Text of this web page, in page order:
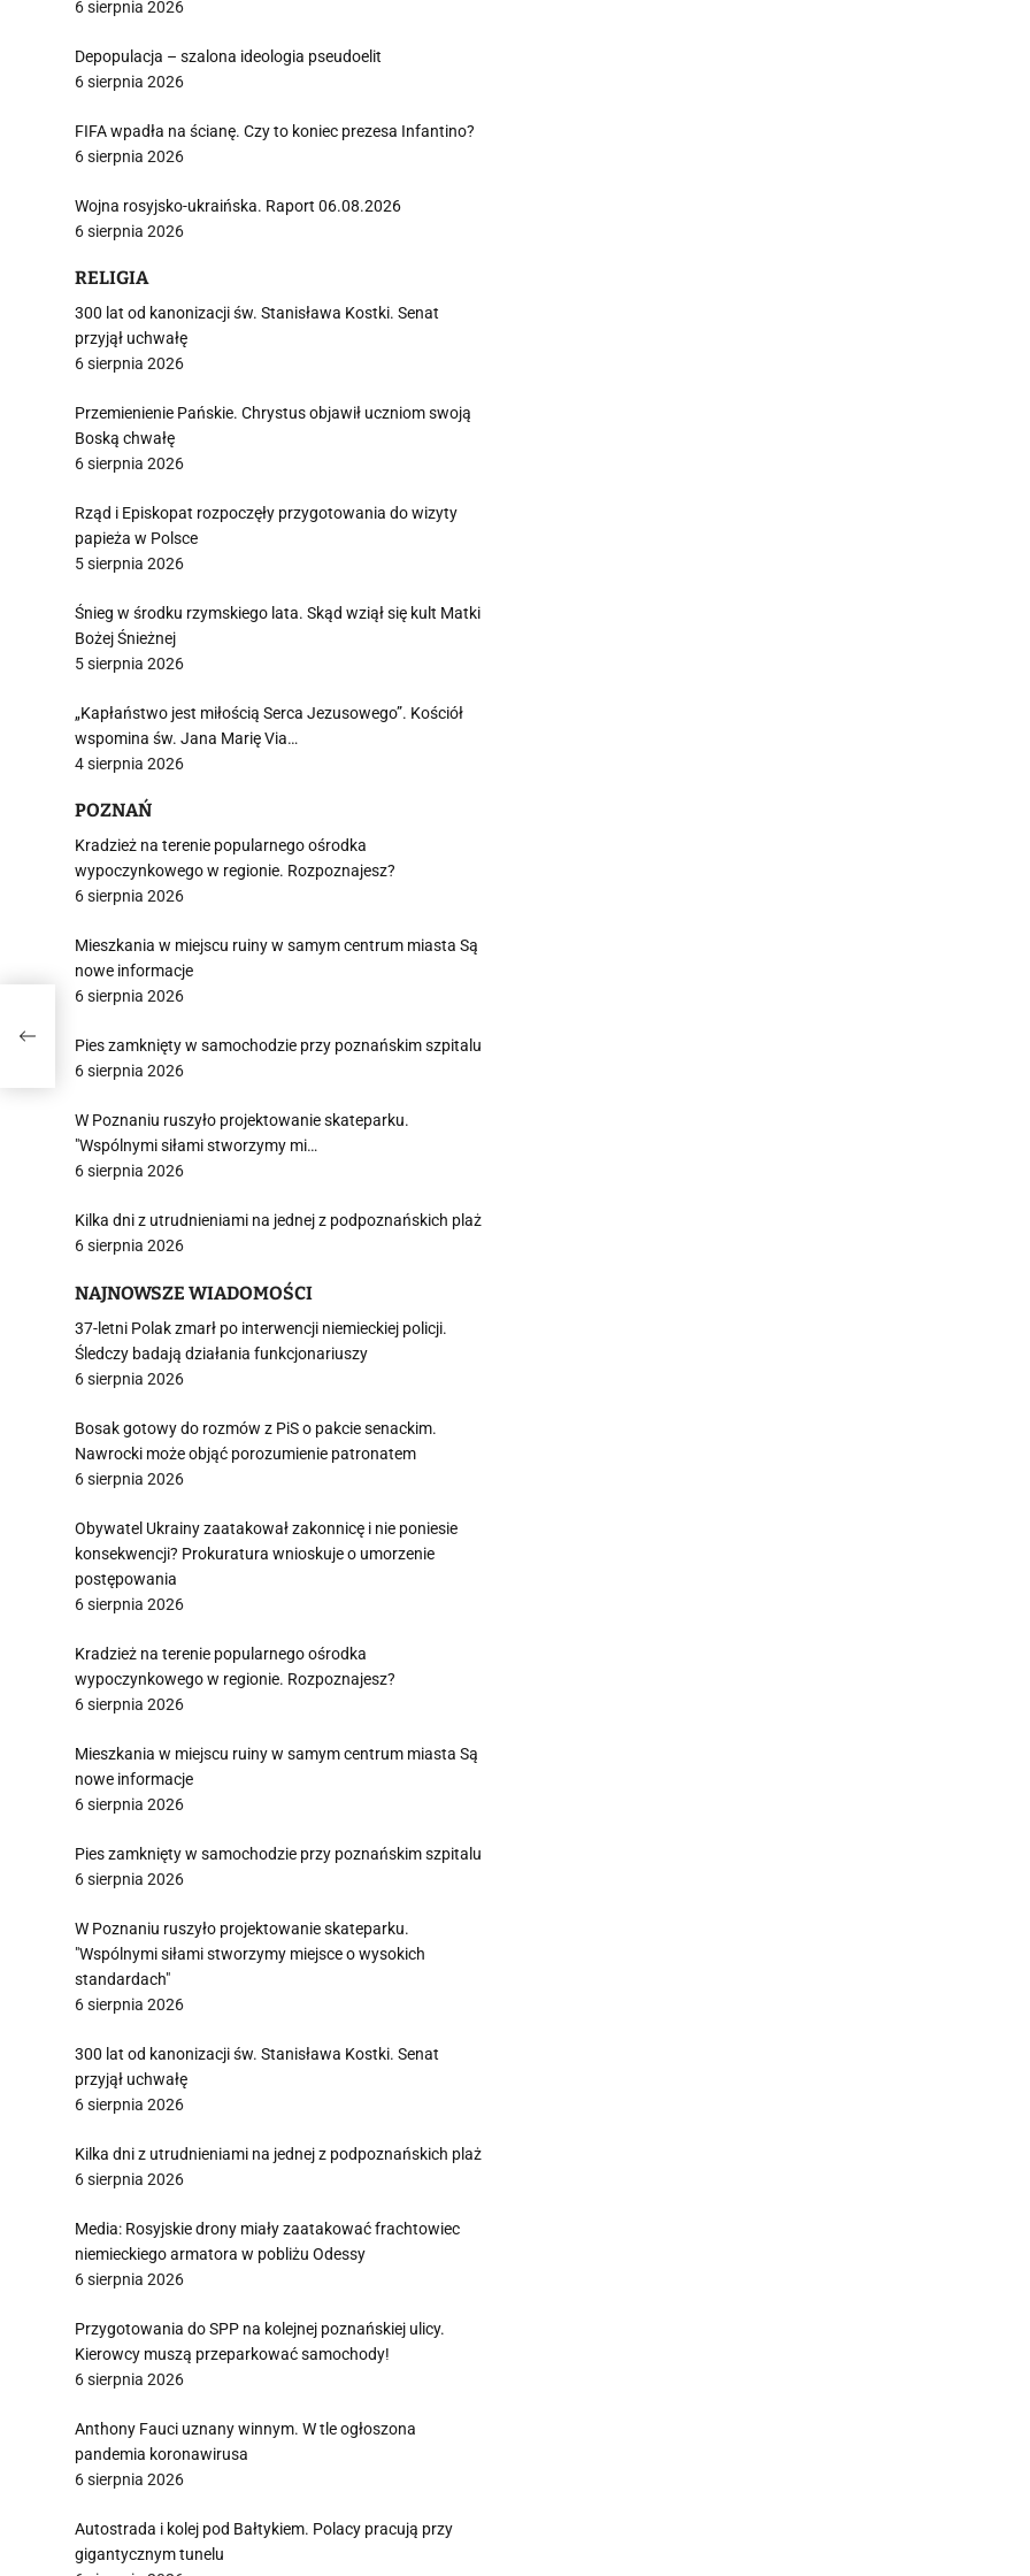
6 sierpnia 2026
Depopulacja – szalona ideologia pseudoelit
6 sierpnia 2026
FIFA wpadła na ścianę. Czy to koniec prezesa Infantino?
6 sierpnia 2026
Wojna rosyjsko-ukraińska. Raport 06.08.2026
6 sierpnia 2026
RELIGIA
300 lat od kanonizacji św. Stanisława Kostki. Senat
przyjął uchwałę
6 sierpnia 2026
Przemienienie Pańskie. Chrystus objawił uczniom swoją
Boską chwałę
6 sierpnia 2026
Rząd i Episkopat rozpoczęły przygotowania do wizyty
papieża w Polsce
5 sierpnia 2026
Śnieg w środku rzymskiego lata. Skąd wziął się kult Matki
Bożej Śnieżnej
5 sierpnia 2026
„Kapłaństwo jest miłością Serca Jezusowego”. Kościół
wspomina św. Jana Marię Via…
4 sierpnia 2026
POZNAŃ
Kradzież na terenie popularnego ośrodka
wypoczynkowego w regionie. Rozpoznajesz?
6 sierpnia 2026
Mieszkania w miejscu ruiny w samym centrum miasta Są
nowe informacje
6 sierpnia 2026
Pies zamknięty w samochodzie przy poznańskim szpitalu
6 sierpnia 2026
W Poznaniu ruszyło projektowanie skateparku.
"Wspólnymi siłami stworzymy mi…
6 sierpnia 2026
Kilka dni z utrudnieniami na jednej z podpoznańskich plaż
6 sierpnia 2026
NAJNOWSZE WIADOMOŚCI
37-letni Polak zmarł po interwencji niemieckiej policji.
Śledczy badają działania funkcjonariuszy
6 sierpnia 2026
Bosak gotowy do rozmów z PiS o pakcie senackim.
Nawrocki może objąć porozumienie patronatem
6 sierpnia 2026
Obywatel Ukrainy zaatakował zakonnicę i nie poniesie
konsekwencji? Prokuratura wnioskuje o umorzenie
postępowania
6 sierpnia 2026
Kradzież na terenie popularnego ośrodka
wypoczynkowego w regionie. Rozpoznajesz?
6 sierpnia 2026
Mieszkania w miejscu ruiny w samym centrum miasta Są
nowe informacje
6 sierpnia 2026
Pies zamknięty w samochodzie przy poznańskim szpitalu
6 sierpnia 2026
W Poznaniu ruszyło projektowanie skateparku.
"Wspólnymi siłami stworzymy miejsce o wysokich
standardach"
6 sierpnia 2026
300 lat od kanonizacji św. Stanisława Kostki. Senat
przyjął uchwałę
6 sierpnia 2026
Kilka dni z utrudnieniami na jednej z podpoznańskich plaż
6 sierpnia 2026
Media: Rosyjskie drony miały zaatakować frachtowiec
niemieckiego armatora w pobliżu Odessy
6 sierpnia 2026
Przygotowania do SPP na kolejnej poznańskiej ulicy.
Kierowcy muszą przeparkować samochody!
6 sierpnia 2026
Anthony Fauci uznany winnym. W tle ogłoszona
pandemia koronawirusa
6 sierpnia 2026
Autostrada i kolej pod Bałtykiem. Polacy pracują przy
gigantycznym tunelu